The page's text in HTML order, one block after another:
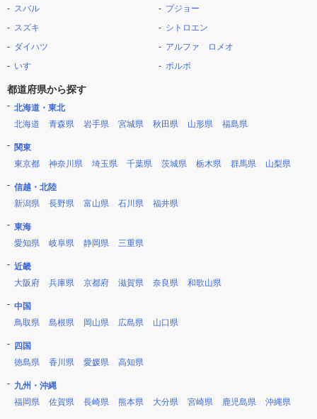
スバル
スズキ
ダイハツ
いすゞ
プジョー
シトロエン
アルファ ロメオ
ボルボ
都道府県から探す
北海道・東北
北海道
青森県 岩手県 宮城県 秋田県 山形県 福島県
関東
東京都
神奈川県 埼玉県 千葉県 茨城県 栃木県 群馬県 山梨県
信越・北陸
新潟県
長野県 富山県 石川県 福井県
東海
愛知県
岐阜県 静岡県 三重県
近畿
大阪府
兵庫県 京都府 滋賀県 奈良県 和歌山県
中国
鳥取県
島根県 岡山県 広島県 山口県
四国
徳島県
香川県 愛媛県 高知県
九州・沖縄
福岡県
佐賀県 長崎県 熊本県 大分県 宮崎県 鹿児島県 沖縄県